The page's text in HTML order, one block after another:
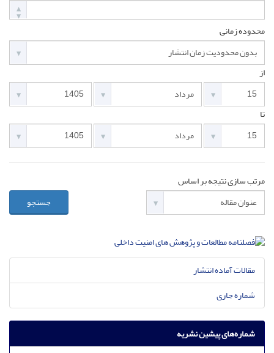
محدوده زمانی
از
تا
مرتب سازی نتیجه بر اساس
جستجو
مقالات آماده انتشار
شماره جاری
شماره‌های پیشین نشریه